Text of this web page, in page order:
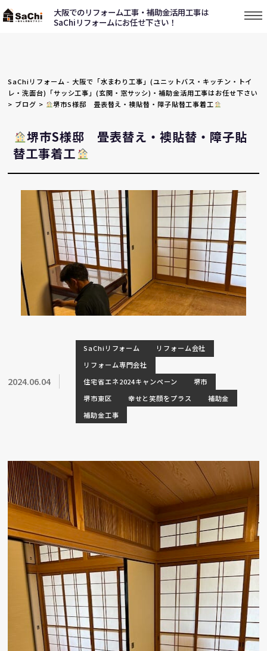
大阪でのリフォーム工事・補助金活用工事は
SaChiリフォームにお任せ下さい！
SaChiリフォーム - 大阪で「水まわり工事」(ユニットバス・キッチン・トイ
レ・洗面台)「サッシ工事」(玄関・窓サッシ)・補助金活用工事はお任せ下さい
> ブログ > 堺市S様邸 畳表替え・襖貼替・障子貼替工事着工
堺市S様邸 畳表替え・襖貼替・障子貼
替工事着工
2024.06.04
SaChiリフォーム
リフォーム会社
リフォーム専門会社
住宅省エネ2024キャンペーン
堺市
堺市東区
幸せと笑顔をプラス
補助金
補助金工事